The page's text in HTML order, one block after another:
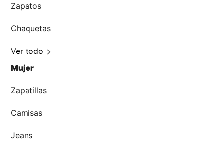
Zapatos
Chaquetas
Ver todo
Mujer
Zapatillas
Camisas
Jeans